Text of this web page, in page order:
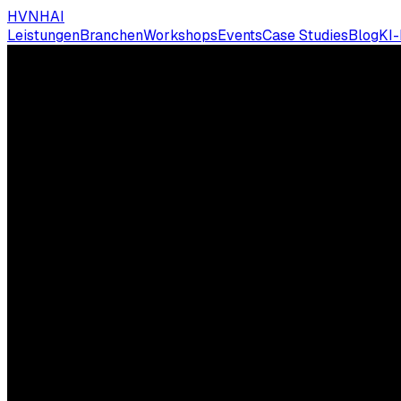
HVNHAI
LeistungenBranchenWorkshopsEventsCase StudiesBlog